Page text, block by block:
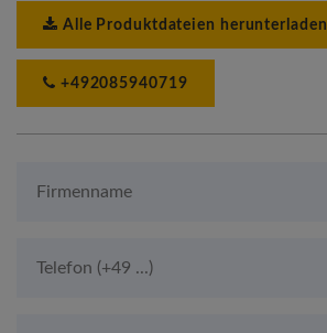
Alle Produktdateien herunterladen
+492085940719